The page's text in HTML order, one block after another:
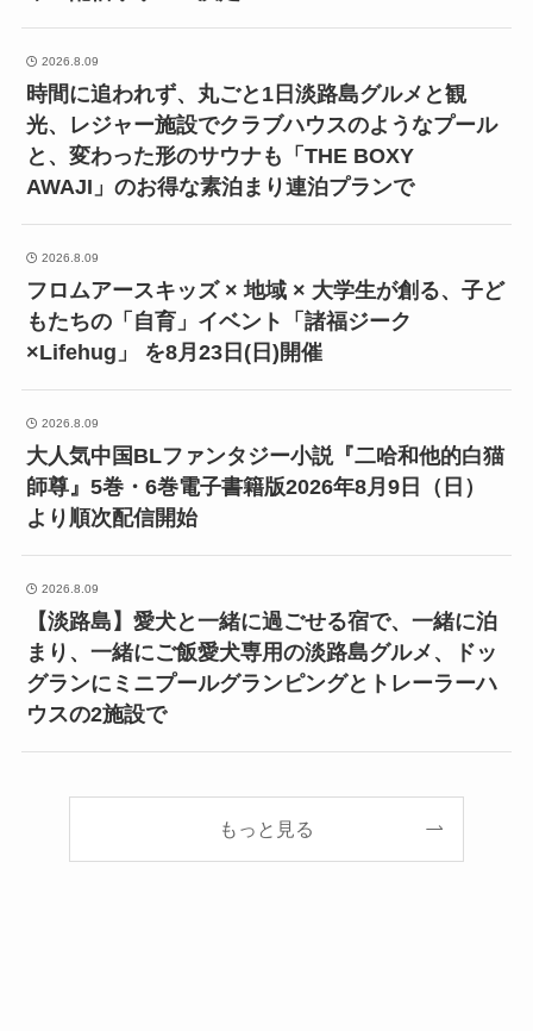
2026.8.09
時間に追われず、丸ごと1日淡路島グルメと観
光、レジャー施設でクラブハウスのようなプール
と、変わった形のサウナも「THE BOXY
AWAJI」のお得な素泊まり連泊プランで
2026.8.09
フロムアースキッズ × 地域 × 大学生が創る、子ど
もたちの「自育」イベント「諸福ジーク
×Lifehug」 を8月23日(日)開催
2026.8.09
大人気中国BLファンタジー小説『二哈和他的白猫
師尊』5巻・6巻電子書籍版2026年8月9日（日）
より順次配信開始
2026.8.09
【淡路島】愛犬と一緒に過ごせる宿で、一緒に泊
まり、一緒にご飯愛犬専用の淡路島グルメ、ドッ
グランにミニプールグランピングとトレーラーハ
ウスの2施設で
もっと見る